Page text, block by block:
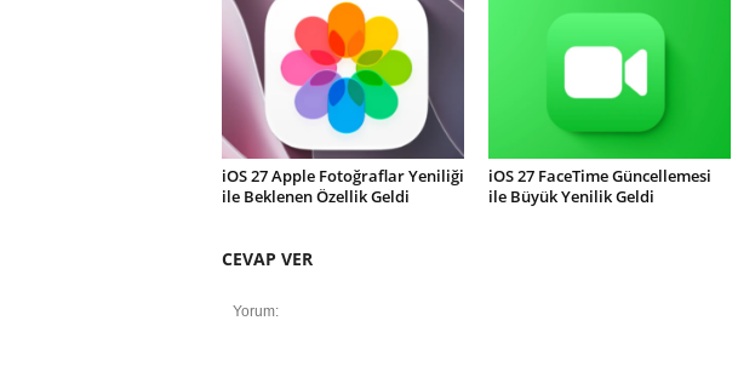
iOS 27 Apple Fotoğraflar Yeniliği
ile Beklenen Özellik Geldi
iOS 27 FaceTime Güncellemesi
ile Büyük Yenilik Geldi
CEVAP VER